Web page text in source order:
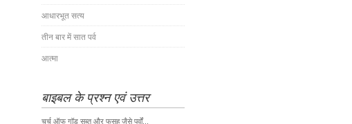
आधारभूत सत्य
तीन बार में सात पर्व
आत्मा